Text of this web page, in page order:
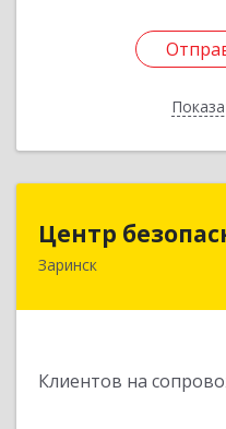
Центр
Заринск
Клиентов на
Центр
659100, Алтайский